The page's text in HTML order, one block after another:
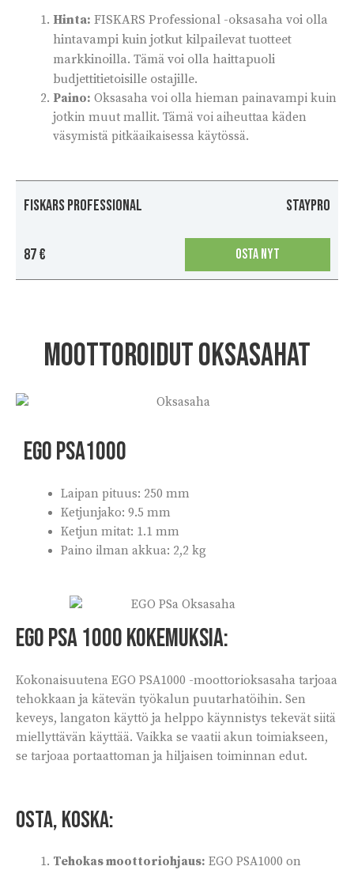
Hinta: FISKARS Professional -oksasaha voi olla
hintavampi kuin jotkut kilpailevat tuotteet
markkinoilla. Tämä voi olla haittapuoli
budjettitietoisille ostajille.
Paino: Oksasaha voi olla hieman painavampi kuin
jotkin muut mallit. Tämä voi aiheuttaa käden
väsymistä pitkäaikaisessa käytössä.
FISKARS Professional Staypro
87 € OSTA NYT
Moottoroidut oksasahat
EGO PSA1000
Laipan pituus: 250 mm
Ketjunjako: 9.5 mm
Ketjun mitat: 1.1 mm
Paino ilman akkua: 2,2 kg
EGO PSA 1000 kokemuksia:
Kokonaisuutena EGO PSA1000 -moottorioksasaha tarjoaa
tehokkaan ja kätevän työkalun puutarhatöihin. Sen
keveys, langaton käyttö ja helppo käynnistys tekevät siitä
miellyttävän käyttää. Vaikka se vaatii akun toimiakseen,
se tarjoaa portaattoman ja hiljaisen toiminnan edut.
Osta, koska:
Tehokas moottoriohjaus: EGO PSA1000 on